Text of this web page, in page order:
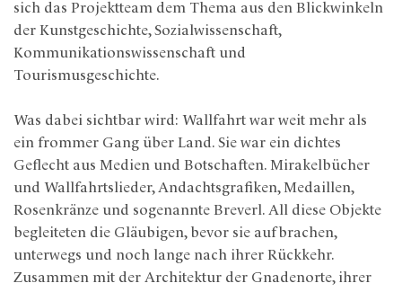
sich das Projektteam dem Thema aus den Blickwinkeln
der Kunstgeschichte, Sozialwissenschaft,
Kommunikationswissenschaft und
Tourismusgeschichte.
Was dabei sichtbar wird: Wallfahrt war weit mehr als
ein frommer Gang über Land. Sie war ein dichtes
Geflecht aus Medien und Botschaften. Mirakelbücher
und Wallfahrtslieder, Andachtsgrafiken, Medaillen,
Rosenkränze und sogenannte Breverl. All diese Objekte
begleiteten die Gläubigen, bevor sie aufbrachen,
unterwegs und noch lange nach ihrer Rückkehr.
Zusammen mit der Architektur der Gnadenorte, ihrer